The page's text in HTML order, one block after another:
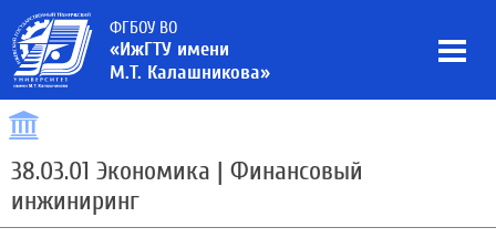
ФГБОУ ВО
«ИжГТУ имени
М.Т. Калашникова»
38.03.01 Экономика | Финансовый
инжиниринг